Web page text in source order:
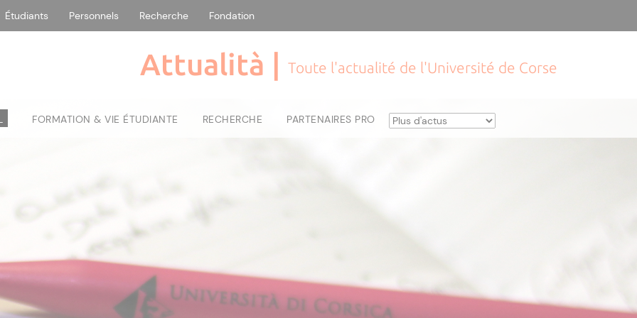
Étudiants Personnels Recherche Fondation
Attualità | Toute l'actualité de l'Université de Corse
FORMATION & VIE ÉTUDIANTE RECHERCHE PARTENAIRES PRO